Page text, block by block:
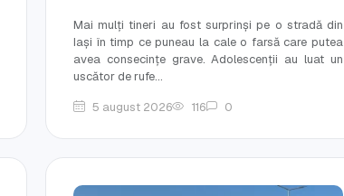
Mai mulți tineri au fost surprinși pe o stradă din
Iași în timp ce puneau la cale o farsă care putea
avea consecințe grave. Adolescenții au luat un
uscător de rufe...
5 august 2026
116 0